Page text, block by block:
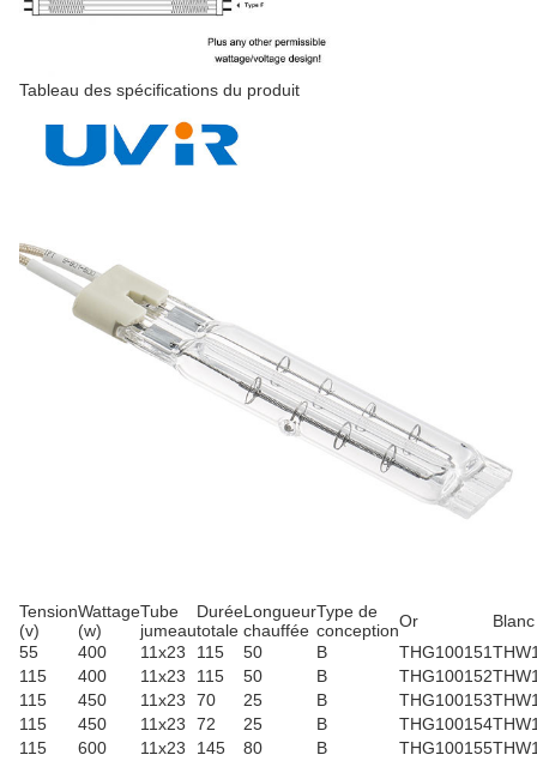
Tableau des spécifications du produit
Tension
(v)
Wattage
(w)
Tube
jumeau
Durée
totale
Longueur
chauffée
Type de
conceptionOr
Blanc
55
400 11x23 115 50 B THG100151
115
400 11x23 115 50 B THG100152
115
450 11x23 70 25 B THG100153
115
450 11x23 72 25 B THG100154
115
600 11x23 145 80 B THG100155